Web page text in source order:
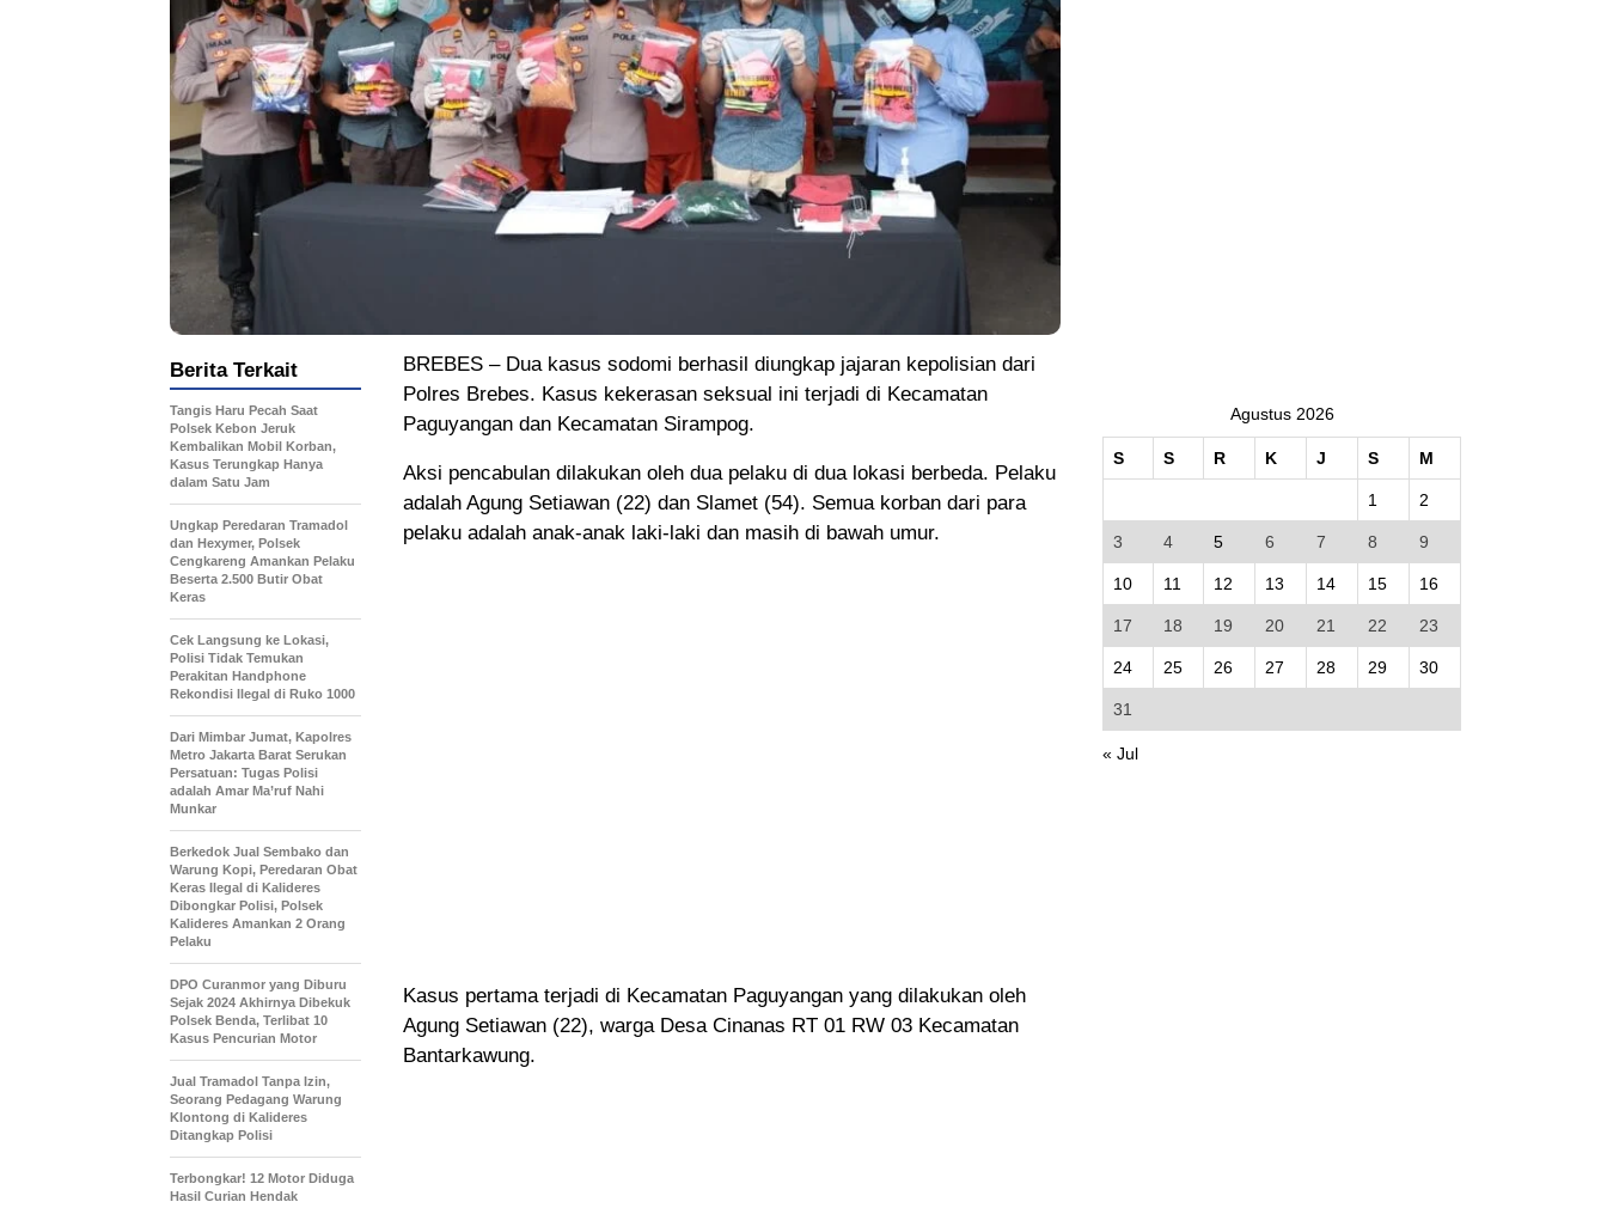
BREBES – Dua kasus sodomi berhasil diungkap jajaran kepolisian dari
Polres Brebes. Kasus kekerasan seksual ini terjadi di Kecamatan
Paguyangan dan Kecamatan Sirampog.
Aksi pencabulan dilakukan oleh dua pelaku di dua lokasi berbeda. Pelaku
adalah Agung Setiawan (22) dan Slamet (54). Semua korban dari para
pelaku adalah anak-anak laki-laki dan masih di bawah umur.
Kasus pertama terjadi di Kecamatan Paguyangan yang dilakukan oleh
Agung Setiawan (22), warga Desa Cinanas RT 01 RW 03 Kecamatan
Bantarkawung.
Berita Terkait
Tangis Haru Pecah Saat
Polsek Kebon Jeruk
Kembalikan Mobil Korban,
Kasus Terungkap Hanya
dalam Satu Jam
Ungkap Peredaran Tramadol
dan Hexymer, Polsek
Cengkareng Amankan Pelaku
Beserta 2.500 Butir Obat
Keras
Cek Langsung ke Lokasi,
Polisi Tidak Temukan
Perakitan Handphone
Rekondisi Ilegal di Ruko 1000
Dari Mimbar Jumat, Kapolres
Metro Jakarta Barat Serukan
Persatuan: Tugas Polisi
adalah Amar Ma’ruf Nahi
Munkar
Berkedok Jual Sembako dan
Warung Kopi, Peredaran Obat
Keras Ilegal di Kalideres
Dibongkar Polisi, Polsek
Kalideres Amankan 2 Orang
Pelaku
DPO Curanmor yang Diburu
Sejak 2024 Akhirnya Dibekuk
Polsek Benda, Terlibat 10
Kasus Pencurian Motor
Jual Tramadol Tanpa Izin,
Seorang Pedagang Warung
Klontong di Kalideres
Ditangkap Polisi
Terbongkar! 12 Motor Diduga
Hasil Curian Hendak
Agustus 2026
S S R K J S M
1 2
3 4 5 6 7 8 9
10 11 12 13 14 15 16
17 18 19 20 21 22 23
24 25 26 27 28 29 30
31
« Jul